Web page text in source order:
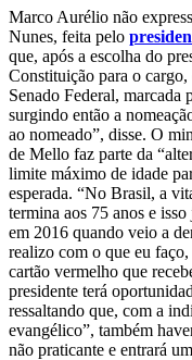
Marco Aurélio não
Nunes, feita pelo
que, após a escolha do
Constituição para o
Senado Federal, marcada
surgindo então a
ao nomeado”, disse. O
de Mello faz parte da
limite máximo de idade
esperada. “No Brasil, a
termina aos 75 anos e
em 2016 quando veio a
realizo com o que eu
cartão vermelho que
presidente terá
ressaltando que, com a
evangélico”, também
não praticante e entrará